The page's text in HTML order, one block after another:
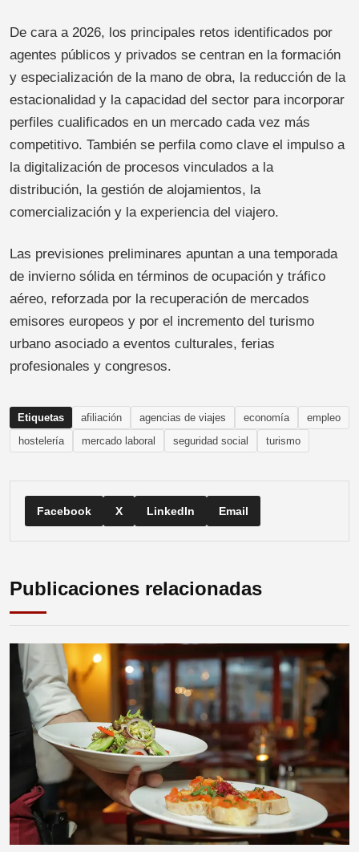
De cara a 2026, los principales retos identificados por
agentes públicos y privados se centran en la formación
y especialización de la mano de obra, la reducción de la
estacionalidad y la capacidad del sector para incorporar
perfiles cualificados en un mercado cada vez más
competitivo. También se perfila como clave el impulso a
la digitalización de procesos vinculados a la
distribución, la gestión de alojamientos, la
comercialización y la experiencia del viajero.
Las previsiones preliminares apuntan a una temporada
de invierno sólida en términos de ocupación y tráfico
aéreo, reforzada por la recuperación de mercados
emisores europeos y por el incremento del turismo
urbano asociado a eventos culturales, ferias
profesionales y congresos.
Etiquetas afiliación agencias de viajes economía
empleo
hostelería
mercado laboral seguridad social turismo
Facebook X LinkedIn Email
Publicaciones relacionadas